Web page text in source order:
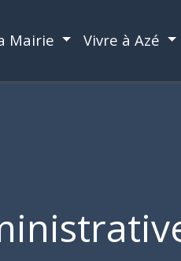
Mairie Vivre à Azé